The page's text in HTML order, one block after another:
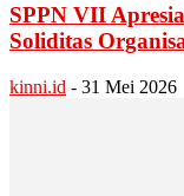
SPPN VII
Soliditas
kinni.id - 31 Mei 2026